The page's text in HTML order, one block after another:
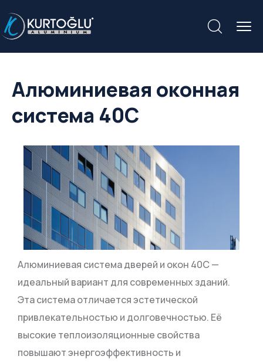
Алюминиевая оконная
система 40C
Алюминиевая система дверей и окон 40C —
идеальный вариант для современных зданий.
Эта система отличается эстетической
привлекательностью и долговечностью. Её
высокие теплоизоляционные свойства
повышают энергоэффективность и